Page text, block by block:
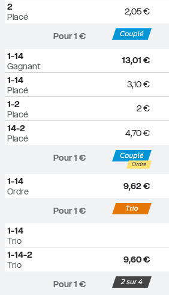
2
Placé
2,05 €
Pour 1 €
1-14
Gagnant
13,01 €
1-14
Placé
3,10 €
1-2
Placé
2 €
14-2
Placé
4,70 €
Pour 1 €
1-14
Ordre
9,62 €
Pour 1 €
1-14
Trio
1-14-2
Trio
9,60 €
Pour 1 €